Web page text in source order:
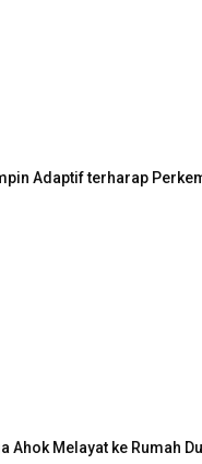
Adaptif terharap
Melayat ke Rumah